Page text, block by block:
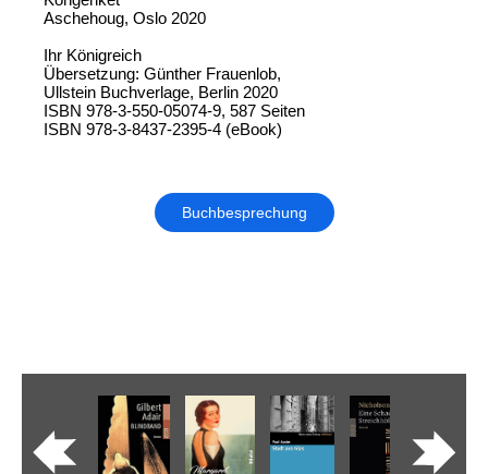
Aschehoug, Oslo 2020
Ihr Königreich
Übersetzung: Günther Frauenlob,
Ullstein Buchverlage, Berlin 2020
ISBN 978-3-550-05074-9, 587 Seiten
ISBN 978-3-8437-2395-4 (eBook)
Buchbesprechung